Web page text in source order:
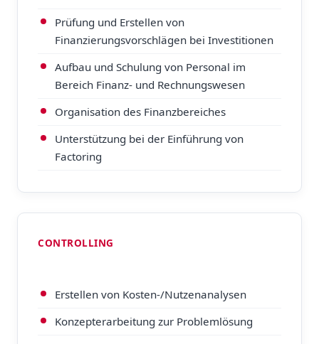
Prüfung und Erstellen von
Finanzierungsvorschlägen bei Investitionen
Aufbau und Schulung von Personal im
Bereich Finanz- und Rechnungswesen
Organisation des Finanzbereiches
Unterstützung bei der Einführung von
Factoring
CONTROLLING
Erstellen von Kosten-/Nutzenanalysen
Konzepterarbeitung zur Problemlösung